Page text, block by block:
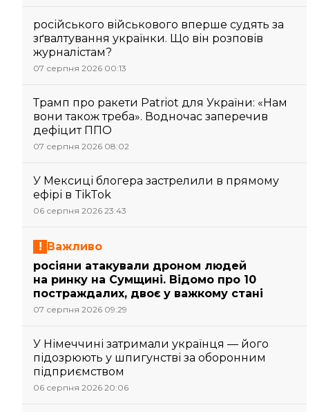
російського військового вперше судять за
зґвалтування українки. Що він розповів
журналістам?
07 серпня 2026 00:13
Трамп про ракети Patriot для України: «Нам
вони також треба». Водночас заперечив
дефіцит ППО
07 серпня 2026 08:02
У Мексиці блогера застрелили в прямому
ефірі в TikTok
06 серпня 2026 23:43
Важливо
росіяни атакували дроном людей
на ринку на Сумщині. Відомо про 10
постраждалих, двоє у важкому стані
07 серпня 2026 09:29
У Німеччині затримали українця — його
підозрюють у шпигунстві за оборонним
підприємством
06 серпня 2026 20:06